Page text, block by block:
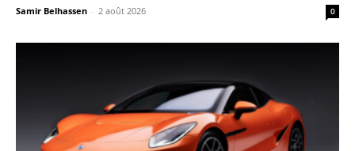
Samir Belhassen - 2 août 2026 0